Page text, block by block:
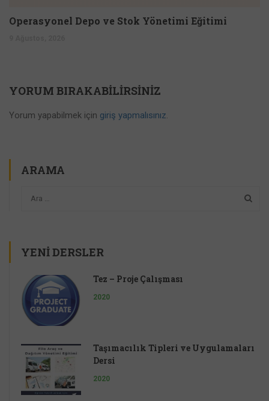
Operasyonel Depo ve Stok Yönetimi Eğitimi
YORUM BIRAKABILIRSINIZ
Yorum yapabilmek için giriş yapmalısınız.
ARAMA
YENI DERSLER
Tez – Proje Çalışması
2020
Taşımacılık Tipleri ve Uygulamaları
Dersi
2020